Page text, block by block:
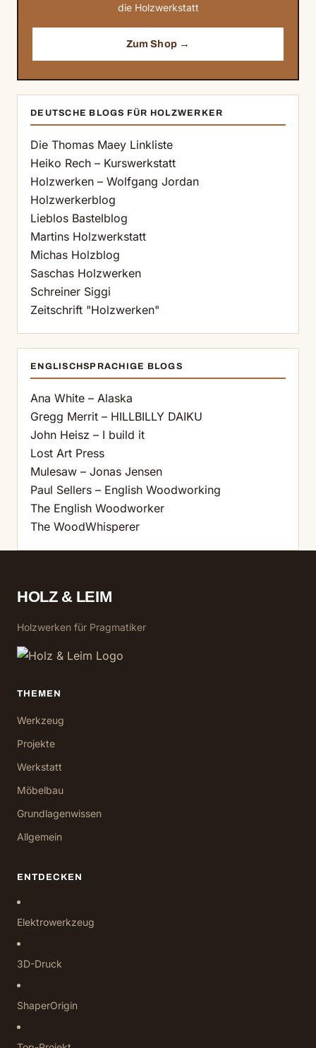
die Holzwerkstatt
Zum Shop →
DEUTSCHE BLOGS FÜR HOLZWERKER
Die Thomas Maey Linkliste
Heiko Rech – Kurswerkstatt
Holzwerken – Wolfgang Jordan
Holzwerkerblog
Lieblos Bastelblog
Martins Holzwerkstatt
Michas Holzblog
Saschas Holzwerken
Schreiner Siggi
Zeitschrift "Holzwerken"
ENGLISCHSPRACHIGE BLOGS
Ana White – Alaska
Gregg Merrit – HILLBILLY DAIKU
John Heisz – I build it
Lost Art Press
Mulesaw – Jonas Jensen
Paul Sellers – English Woodworking
The English Woodworker
The WoodWhisperer
HOLZ & LEIM
Holzwerken für Pragmatiker
THEMEN
Werkzeug
Projekte
Werkstatt
Möbelbau
Grundlagenwissen
Allgemein
ENTDECKEN
Elektrowerkzeug
3D-Druck
ShaperOrigin